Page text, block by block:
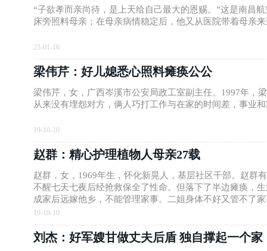
“子欲孝而亲尚待，是上天给自己最大的恩赐。”这是南昌
床旁照料母亲；在母亲病情稳定后，他又从医院带着母
23-01-16
梁伟芹：好儿媳悉心照料瘫痪公公
梁伟芹，女，广西岑溪市公安局政工室副主任。1997年，
从来没有埋怨对方，俩人巧打工作与在家的时间差，事业
19-10-10
赵群：精心护理植物人母亲27载
赵群，女，1969年生，怀化新晃人，基层社区干部。赵群
不醒七天七夜后经抢救保全了性命。但落下了半边瘫痪，
成家后远嫁他乡，不能管理家事。二姐身体不好又管不了
妹赵群身上。
19-10-10
刘杰：好军嫂甘做丈夫后盾 独自撑起一个家